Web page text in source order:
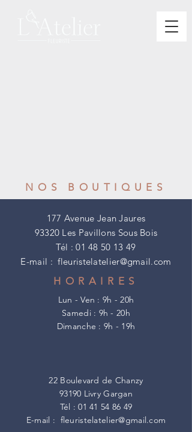
NOS BOUTIQUES
177 Avenue Jean Jaures
93320 Les Pavillons Sous Bois
Tél :01 48 50 13 49
E-mail :fleuristelatelier@gmail.com
HORAIRES
Lun - Ven : 9h - 20h
​​Samedi : 9h - 20h
​Dimanche : 9h - 19h
22 Boulevard de Chanzy
93190 Livry Gargan
Tél :01 41 54 86 49
E-mail : fleuristelatelier@gmail.com